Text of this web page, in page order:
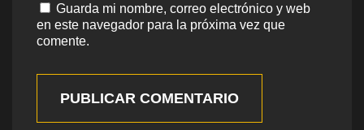
Guarda mi nombre, correo electrónico y web
en este navegador para la próxima vez que
comente.
PUBLICAR COMENTARIO